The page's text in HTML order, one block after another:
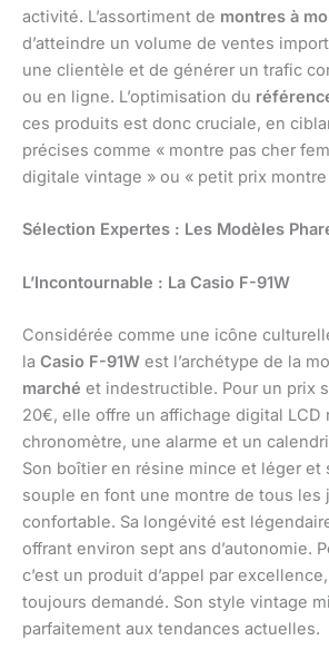
activité. L’assortiment de montres à
d’atteindre un volume de ventes
une clientèle et de générer un trafic
ou en ligne. L’optimisation du
ces produits est donc cruciale, en
précises comme « montre pas cher
digitale vintage » ou « petit prix montre
Sélection Expertes : Les Modèles
L’Incontournable : La Casio F-91W
Considérée comme une icône
la Casio F-91W est l’archétype de la
marché et indestructible. Pour un prix
20€, elle offre un affichage digital LCD
chronomètre, une alarme et un
Son boîtier en résine mince et léger et
souple en font une montre de tous les
confortable. Sa longévité est
offrant environ sept ans d’autonomie.
c’est un produit d’appel par
toujours demandé. Son style vintage
parfaitement aux tendances actuelles.